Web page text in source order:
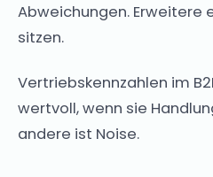
Abweichungen. Erweitere
sitzen.
Vertriebskennzahlen im
wertvoll, wenn sie
andere ist Noise.